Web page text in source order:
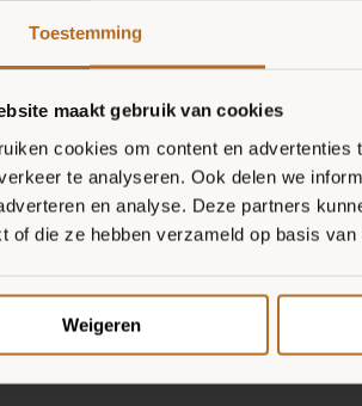
Toestemming
maakt gebruik van cookies
cookies om content en
te analyseren. Ook delen we
en analyse. Deze partners
of die ze hebben verzameld op basis
Weigeren